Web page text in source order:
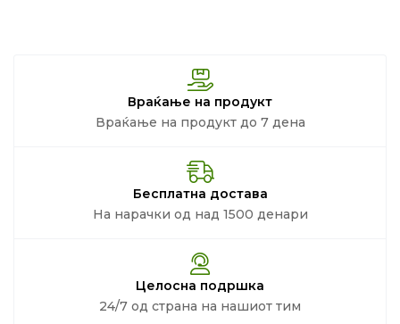
Враќање на продукт
Враќање на продукт до 7 дена
Бесплатна достава
На нарачки од над 1500 денари
Целосна подршка
24/7 од страна на нашиот тим